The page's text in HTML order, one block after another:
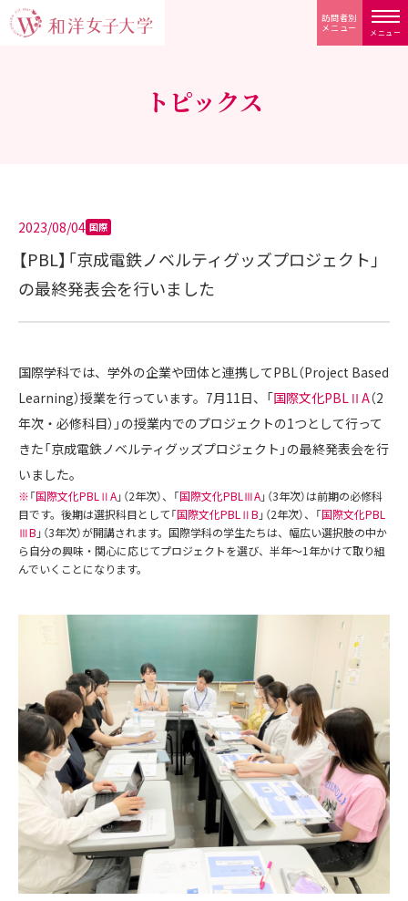
メニュー
訪問者別
メニュー
トピックス
2023/08/04 国際
【PBL】「京成電鉄ノベルティグッズプロジェクト」
の最終発表会を行いました
国際学科では、学外の企業や団体と連携してPBL（Project Based
Learning）授業を行っています。7月11日、「国際文化PBLⅡA（2
年次・必修科目）」の授業内でのプロジェクトの1つとして行って
きた「京成電鉄ノベルティグッズプロジェクト」の最終発表会を行
いました。
※「国際文化PBLⅡA」（2年次）、「国際文化PBLⅢA」（3年次）は前期の必修科
目です。後期は選択科目として「国際文化PBLⅡB 」（2年次）、「国際文化PBL
ⅢB 」（3年次）が開講されます。国際学科の学生たちは、幅広い選択肢の中か
ら自分の興味・関心に応じてプロジェクトを選び、半年～1年かけて取り組
んでいくことになります。